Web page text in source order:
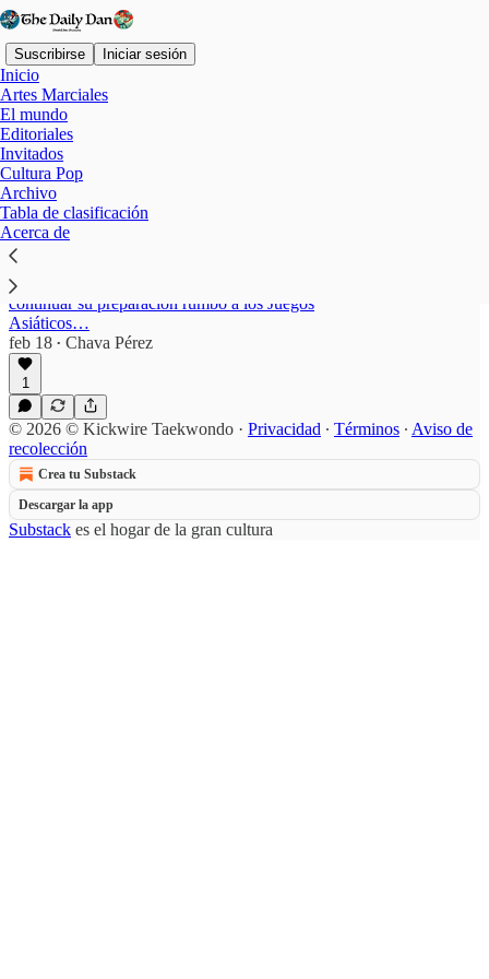
Suscribirse Iniciar sesión
Inicio
Artes Marciales
El mundo
Editoriales
Invitados
Cultura Pop
Archivo
Tabla de clasificación
Acerca de
Assam
Mission Olympic Cell (MOC): aprobación para
Rodali Barua
La destacada taekwondín india originaria de Assam,
ha recibido un importante respaldo oficial para
continuar su preparación rumbo a los Juegos
Asiáticos…
feb 18 • Chava Pérez
1
© 2026 © Kickwire Taekwondo · Privacidad ∙ Términos ∙ Aviso de
recolección
Crea tu Substack
Descargar la app
Substack es el hogar de la gran cultura